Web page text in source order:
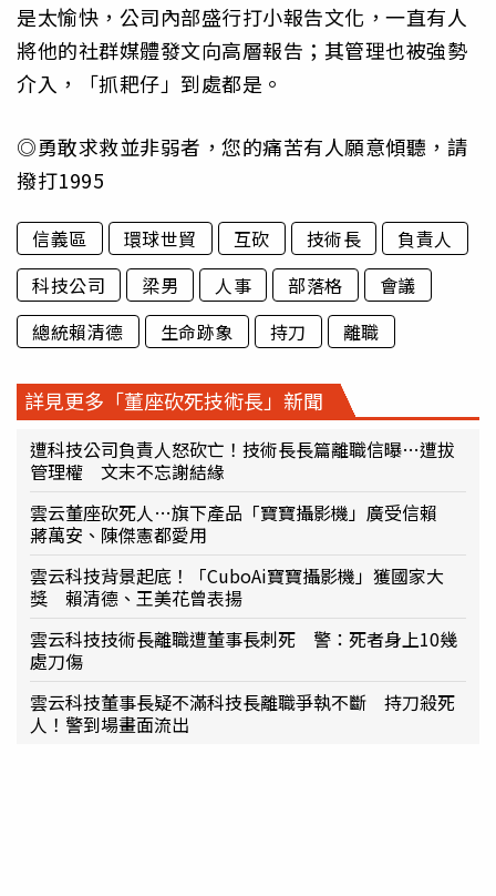
是太愉快，公司內部盛行打小報告文化，一直有人
將他的社群媒體發文向高層報告；其管理也被強勢
介入，「抓耙仔」到處都是。
◎勇敢求救並非弱者，您的痛苦有人願意傾聽，請
撥打1995
信義區 環球世貿 互砍 技術長
負責人
科技公司
梁男 人事 部落格
會議
總統賴清德
生命跡象 持刀 離職
詳見更多「董座砍死技術長」新聞
遭科技公司負責人怒砍亡！技術長長篇離職信曝…遭拔
管理權 文末不忘謝結緣
雲云董座砍死人…旗下產品「寶寶攝影機」廣受信賴
蔣萬安、陳傑憲都愛用
雲云科技背景起底！「CuboAi寶寶攝影機」獲國家大
獎 賴清德、王美花曾表揚
雲云科技技術長離職遭董事長刺死 警：死者身上10幾
處刀傷
雲云科技董事長疑不滿科技長離職爭執不斷 持刀殺死
人！警到場畫面流出